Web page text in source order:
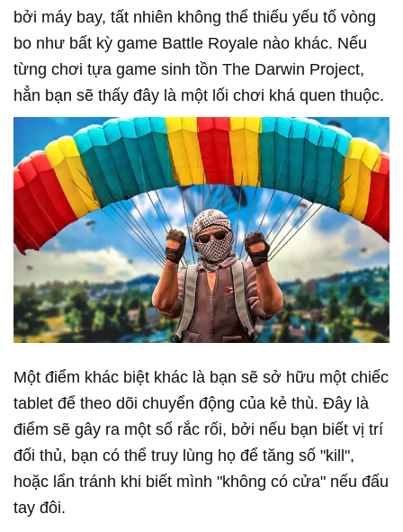
bởi máy bay, tất nhiên không thể thiếu yếu tố vòng
bo như bất kỳ game Battle Royale nào khác. Nếu
từng chơi tựa game sinh tồn The Darwin Project,
hẳn bạn sẽ thấy đây là một lối chơi khá quen thuộc.
Một điểm khác biệt khác là bạn sẽ sở hữu một chiếc
tablet để theo dõi chuyển động của kẻ thù. Đây là
điểm sẽ gây ra một số rắc rối, bởi nếu bạn biết vị trí
đối thủ, bạn có thể truy lùng họ để tăng số "kill",
hoặc lẩn tránh khi biết mình "không có cửa" nếu đấu
tay đôi.